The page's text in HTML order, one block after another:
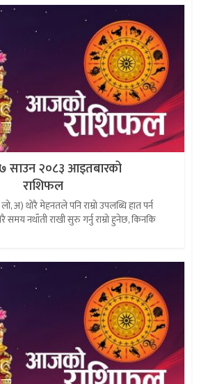
२०८३ आइतबारको
राशिफल
अ) थोरै मेहनतले पनि राम्रो उपलब्धि हात पर्न
नथाँती राखी सुरु गर्नु राम्रो हुनेछ, किनकि